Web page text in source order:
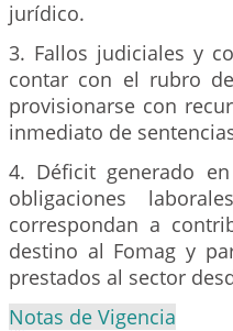
jurídico.
3. Fallos judiciales y
contar con el rubro
provisionarse con
inmediato de
4. Déficit generado
obligaciones
correspondan a
destino al Fomag y
prestados al sector
Notas de Vigencia